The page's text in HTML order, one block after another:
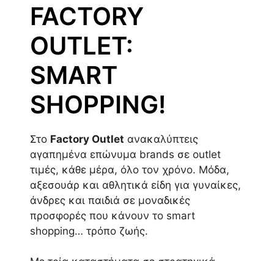
FACTORY
OUTLET:
SMART
SHOPPING!
Στο Factory Outlet ανακαλύπτεις
αγαπημένα επώνυμα brands σε outlet
τιμές, κάθε μέρα, όλο τον χρόνο. Μόδα,
αξεσουάρ και αθλητικά είδη για γυναίκες,
άνδρες και παιδιά σε μοναδικές
προσφορές που κάνουν το smart
shopping… τρόπο ζωής.